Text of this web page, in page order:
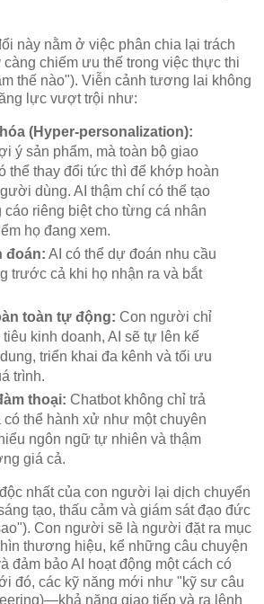
này nằm ở việc phân chia lại trách
càng chiếm ưu thế trong việc thực thi
thế nào"). Viễn cảnh tương lai không
lực vượt trội như:
(Hyper-personalization):
ý sản phẩm, mà toàn bộ giao
thể thay đổi tức thì để khớp hoàn
dùng. AI thậm chí có thể tạo
cáo riêng biệt cho từng cá nhân
họ đang xem.
đoán: AI có thể dự đoán nhu cầu
trước cả khi họ nhận ra và bắt
toàn tự động: Con người chỉ
kinh doanh, AI sẽ tự lên kế
triển khai đa kênh và tối ưu
trình.
thoại: Chatbot không chỉ trả
có thể hành xử như một chuyên
ngôn ngữ tự nhiên và thậm
giá cả.
nhất của con người lại dịch chuyển
tạo, thấu cảm và giám sát đạo đức
Con người sẽ là người đặt ra mục
thương hiệu, kể những câu chuyện
đảm bảo AI hoạt động một cách có
đó, các kỹ năng mới như "kỹ sư câu
năng giao tiếp và ra lệnh